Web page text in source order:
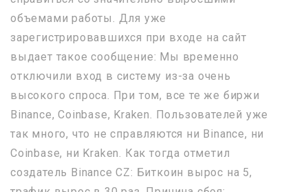
объемами работы. Для уже
зарегистрировавшихся при входе на сайт
выдает такое сообщение: Мы временно
отключили вход в систему из-за очень
высокого спроса. При том, все те же биржи
Binance, Coinbase, Kraken. Пользователей уже
так много, что не справляются ни Binance, ни
Coinbase, ни Kraken. Как тогда отметил
создатель Binance CZ: Биткоин вырос на 5,